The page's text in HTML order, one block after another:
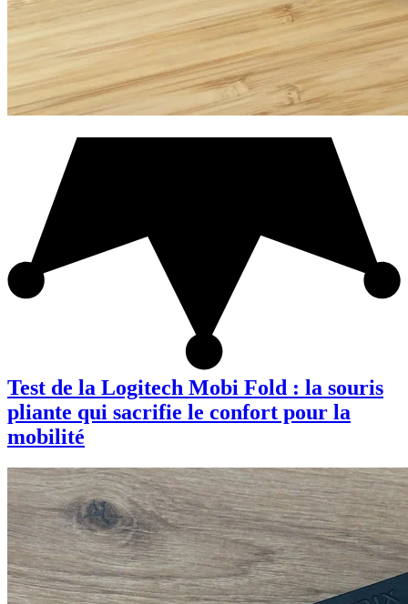
Test de la Logitech Mobi Fold : la souris
pliante qui sacrifie le confort pour la
mobilité